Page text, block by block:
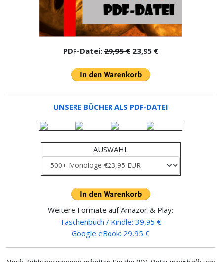
PDF-Datei:29,95 €23,95 €
UNSERE BÜCHER ALS PDF-DATEI
AUSWAHL
Weitere Formate auf Amazon & Play:
Taschenbuch / Kindle: 39,95 €
Google eBook: 29,95 €